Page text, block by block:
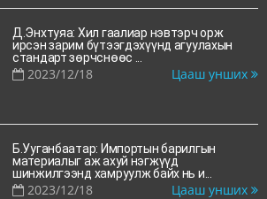
Д.Энхтуяа: Хил гаалиар нэвтэрч орж
ирсэн зарим бүтээгдэхүүнд агуулахын
стандарт зөрчснөөс ...
2023/12/18 Цааш унших
Б.Ууганбаатар: Импортын барилгын
материалыг аж ахуй нэгжүүд
шинжилгээнд хамруулж байх нь и...
2023/12/18 Цааш унших